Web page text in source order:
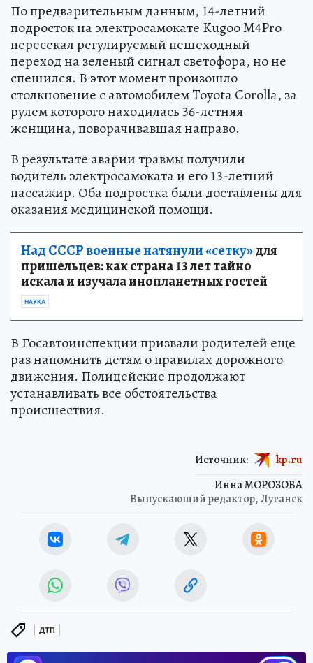
По предварительным данным, 14-летний
подросток на электросамокате Kugoo M4Pro
пересекал регулируемый пешеходный
переход на зеленый сигнал светофора, но не
спешился. В этот момент произошло
столкновение с автомобилем Toyota Corolla, за
рулем которого находилась 36-летняя
женщина, поворачивавшая направо.
В результате аварии травмы получили
водитель электросамоката и его 13-летний
пассажир. Оба подростка были доставлены для
оказания медицинской помощи.
Над СССР военные натянули «сетку»для
пришельцев: как страна 13 лет тайно
искала и изучала инопланетных гостей
НАУКА
В Госавтоинспекции призвали родителей еще
раз напомнить детям о правилах дорожного
движения. Полицейские продолжают
устанавливать все обстоятельства
происшествия.
Инна МОРОЗОВА
Выпускающий редактор, Луганск
Источник: kp.ru
ДТП